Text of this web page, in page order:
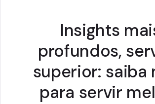
Insights
profundos,
superior: saiba
para servir